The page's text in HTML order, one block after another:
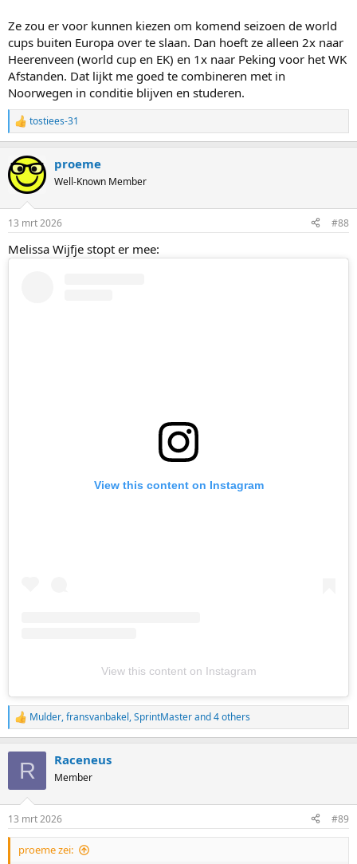
Ze zou er voor kunnen kiezen om komend seizoen de world
cups buiten Europa over te slaan. Dan hoeft ze alleen 2x naar
Heerenveen (world cup en EK) en 1x naar Peking voor het WK
Afstanden. Dat lijkt me goed te combineren met in
Noorwegen in conditie blijven en studeren.
R
e
c
t
i
s
tostiees-31
proeme
Well-Known Member
13 mrt 2026 #88
Melissa Wijfje stopt er mee:
View this content on Instagram
View this content on Instagram
R
e
s
:
Mulder,fransvanbakel,SprintMasterand 4 others
R Raceneus
Member
13 mrt 2026 #89
proeme zei: